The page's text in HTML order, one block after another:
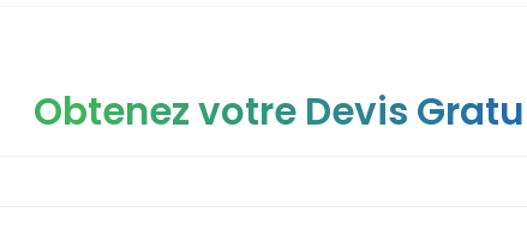
Obtenez votre Devis